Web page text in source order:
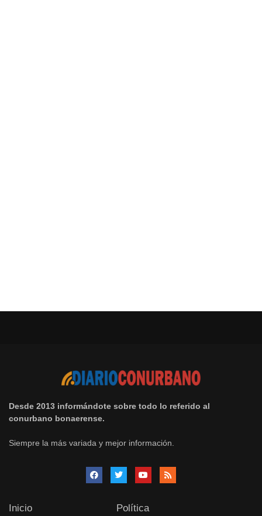
Desde 2013 informándote sobre todo lo referido al
conurbano bonaerense.
Siempre la más variada y mejor información.
Inicio
Política